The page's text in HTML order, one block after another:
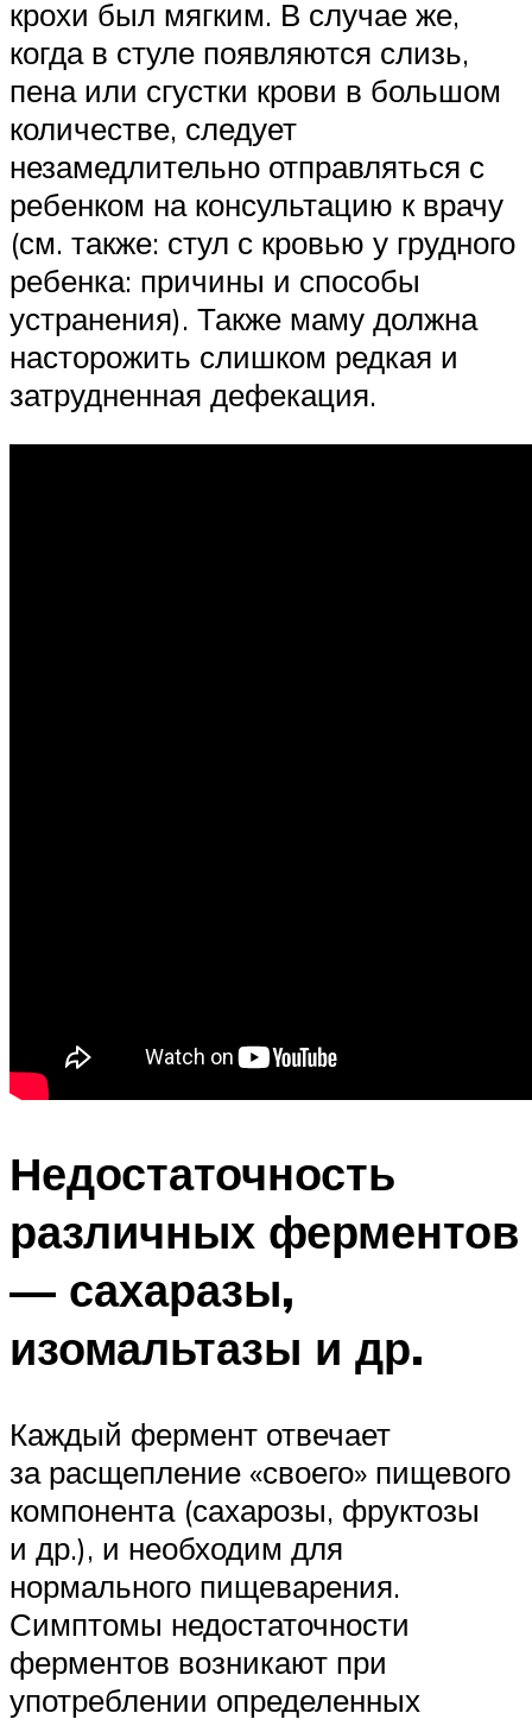
крохи был мягким. В случае же,
когда в стуле появляются слизь,
пена или сгустки крови в большом
количестве, следует
незамедлительно отправляться с
ребенком на консультацию к врачу
(см. также: стул с кровью у грудного
ребенка: причины и способы
устранения). Также маму должна
насторожить слишком редкая и
затрудненная дефекация.
Недостаточность
различных ферментов
— сахаразы,
изомальтазы и др.
Каждый фермент отвечает
за расщепление «своего» пищевого
компонента (сахарозы, фруктозы
и др.), и необходим для
нормального пищеварения.
Симптомы недостаточности
ферментов возникают при
употреблении определенных